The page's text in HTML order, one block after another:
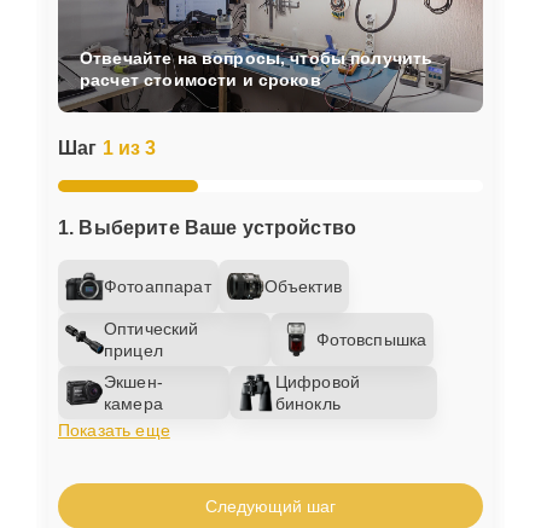
Шаг 1 из 3
1. Выберите Ваше устройство
Фотоаппарат Объектив
Оптический
прицел
Фотовспышка
Экшен-
камера
Цифровой
бинокль
Показать еще
Отвечайте на вопросы, чтобы получить
расчет стоимости и сроков
Следующий шаг